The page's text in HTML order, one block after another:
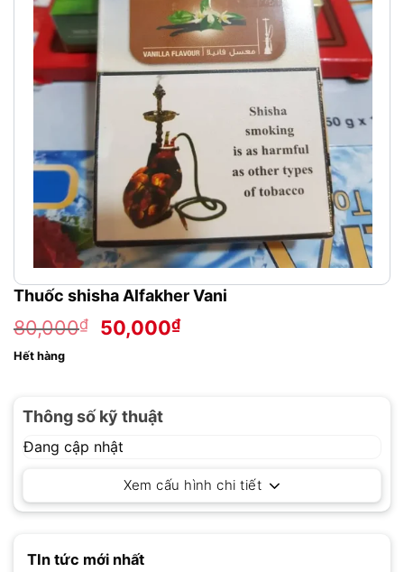
Thuốc shisha Alfakher Vani
80,000₫
Giá
50,000₫Giá
Hết hàng
Thông số kỹ thuật
Đang cập nhật
Xem cấu hình chi tiết
TIn tức mới nhất